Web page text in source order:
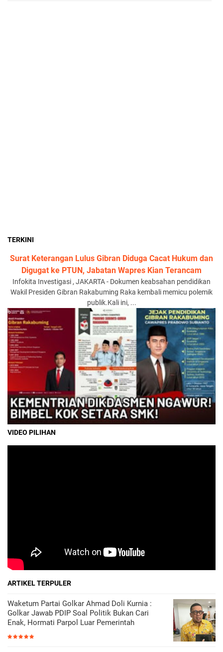
TERKINI
Surat Keterangan Lulus Gibran Diduga Cacat Hukum dan
Digugat ke PTUN, Jabatan Wapres Kian Terancam
Infokita Investigasi , JAKARTA - Dokumen keabsahan pendidikan
Wakil Presiden Gibran Rakabuming Raka kembali memicu polemik
publik.Kali ini, ...
VIDEO PILIHAN
ARTIKEL TERPULER
Waketum Partai Golkar Ahmad Doli Kurnia :
Golkar Jawab PDIP Soal Politik Bukan Cari
Enak, Hormati Parpol Luar Pemerintah